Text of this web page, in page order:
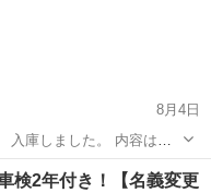
8月4日
した。 内容は最
でも中古車となります。
。 ○初年度登録
検2年付き！【名義変更